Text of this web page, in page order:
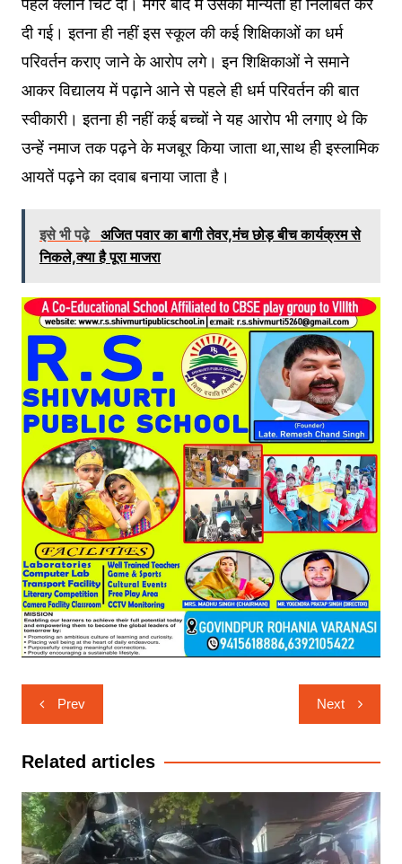
पहले क्लीन चिट दी। मगर बाद में उसकी मान्यता ही निलंबित कर
दी गई। इतना ही नहीं इस स्कूल की कई शिक्षिकाओं का धर्म
परिवर्तन कराए जाने के आरोप लगे। इन शिक्षिकाओं ने समाने
आकर विद्यालय में पढ़ाने आने से पहले ही धर्म परिवर्तन की बात
स्वीकारी। इतना ही नहीं कई बच्चों ने यह आरोप भी लगाए थे कि
उन्हें नमाज तक पढ़ने के मजबूर किया जाता था,साथ ही इस्लामिक
आयतें पढ़ने का दवाब बनाया जाता है।
इसे भी पढ़े अजित पवार का बागी तेवर,मंच छोड़ बीच कार्यक्रम से
निकले,क्या है पूरा माजरा
Post
navigation
Prev Next
Related articles